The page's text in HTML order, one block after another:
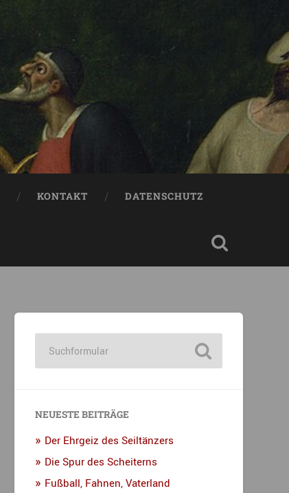
KONTAKT DATENSCHUTZ
NEUESTE BEITRÄGE
Der Ehrgeiz des Seiltänzers
Die Spur des Scheiterns
Fußball, Fahnen, Vaterland